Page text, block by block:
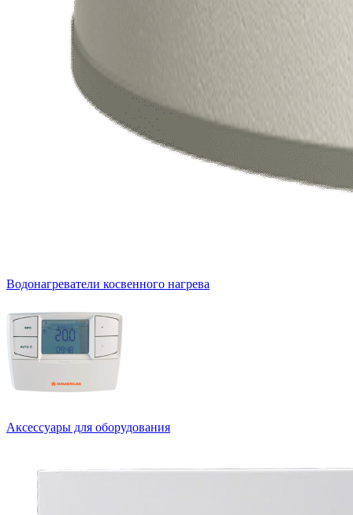
Водонагреватели косвенного нагрева
Аксессуары для оборудования